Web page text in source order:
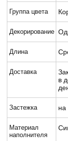
Группа цвета
Декорирование
Длина
Доставка
в
Застежка на
Материал
наполнителя